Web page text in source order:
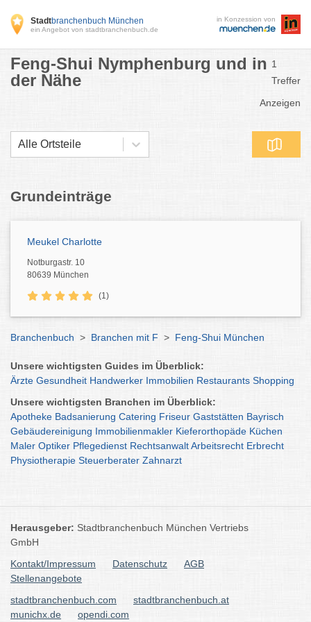
Stadtbranchenbuch München
ein Angebot von stadtbranchenbuch.de
in Konzession von
Feng-Shui Nymphenburg und in
der Nähe
1
Treffer
Anzeigen
Alle Ortsteile
Grundeinträge
Meukel Charlotte
Notburgastr. 10
80639 München
(1)
Branchenbuch > Branchen mit F > Feng-Shui München
Unsere wichtigsten Guides im Überblick:
Ärzte Gesundheit Handwerker Immobilien Restaurants Shopping
Unsere wichtigsten Branchen im Überblick:
Apotheke Badsanierung Catering Friseur Gaststätten Bayrisch
Gebäudereinigung Immobilienmakler Kieferorthopäde Küchen
Maler Optiker Pflegedienst RechtsanwaltArbeitsrecht Erbrecht
Physiotherapie Steuerberater Zahnarzt
Herausgeber: Stadtbranchenbuch München Vertriebs
GmbH
Kontakt/Impressum
Datenschutz
AGB
Stellenangebote
stadtbranchenbuch.com
stadtbranchenbuch.at
munichx.de
opendi.com